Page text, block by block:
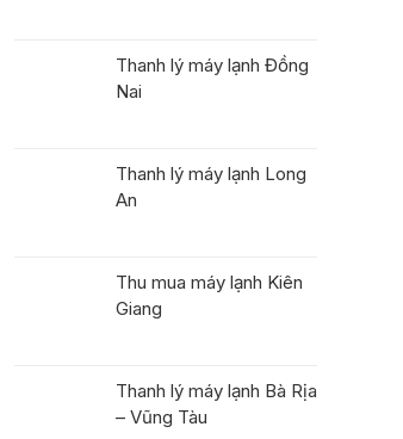
Thanh lý máy lạnh Đồng
Nai
Thanh lý máy lạnh Long
An
Thu mua máy lạnh Kiên
Giang
Thanh lý máy lạnh Bà Rịa
– Vũng Tàu